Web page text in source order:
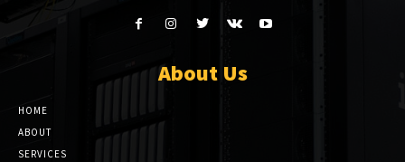
About Us
HOME
ABOUT
SERVICES